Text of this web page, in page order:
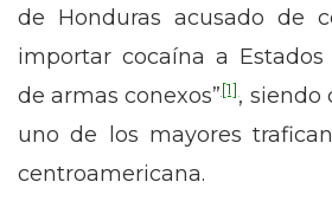
de Honduras acusado de
importar cocaína a
de armas conexos”[1], siendo
uno de los mayores
centroamericana.